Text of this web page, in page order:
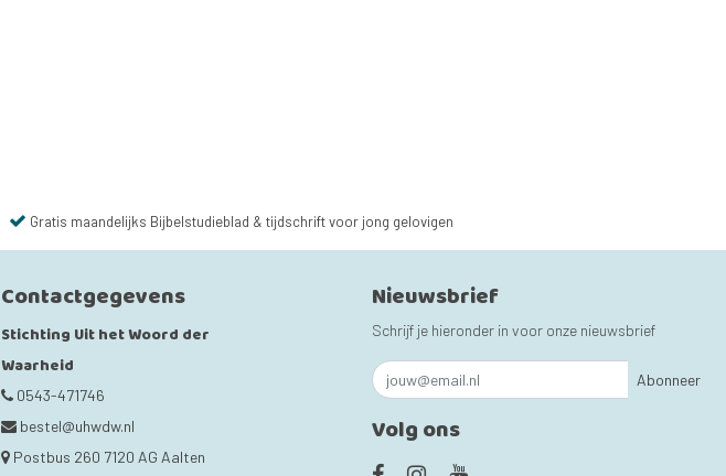
Gratis maandelijks Bijbelstudieblad & tijdschrift voor jong gelovigen
Contactgegevens
Stichting Uit het Woord der
Waarheid
0543-471746
bestel@uhwdw.nl
Postbus 260 7120 AG Aalten
Nieuwsbrief
Schrijf je hieronder in voor onze nieuwsbrief
Abonneer
Volg ons